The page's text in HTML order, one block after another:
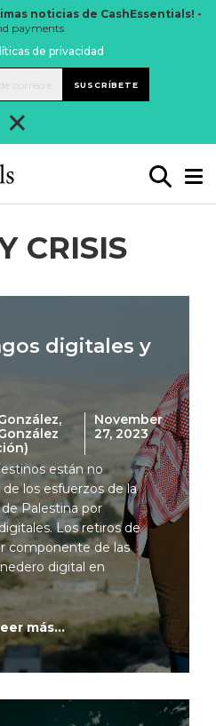
noticias de CashEssentials! -
payments
de privacidad .
SUSCRÍBETE
×
CRISIS
digitales y
November
27, 2023
están no
los esfuerzos de la
Palestina por
Los retiros de
componente de las
digital en
más...